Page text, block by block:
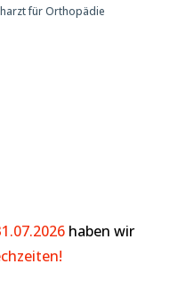
für Orthopädie
haben wir